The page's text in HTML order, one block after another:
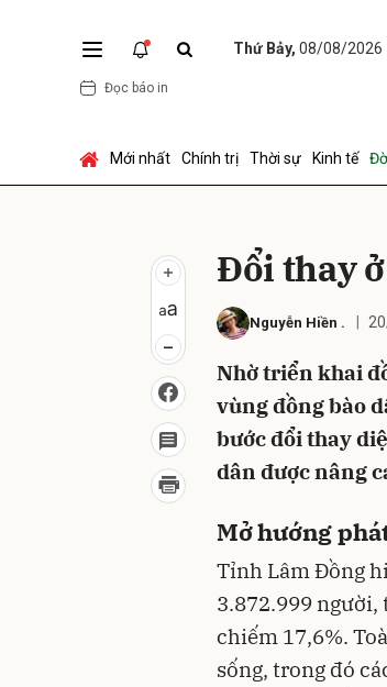
Thứ Bảy, 08/08/2026
Đọc báo in
Mới nhất Chính trị Thời sự Kinh tế
Ðổi thay
Nguyễn Hiền .
Nhờ triển khai
vùng đồng bào
bước đổi thay
dân được nâng
Mở hướng
Tỉnh Lâm Đồng
3.872.999 người,
chiếm 17,6%.
sống, trong đó